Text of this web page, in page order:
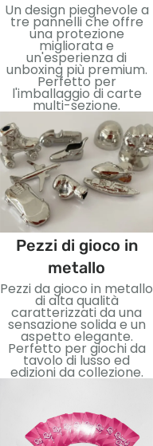
Un design pieghevole a
tre pannelli che offre
una protezione
migliorata e
un'esperienza di
unboxing più premium.
Perfetto per
l'imballaggio di carte
multi-sezione.
Pezzi di gioco in
metallo
Pezzi da gioco in metallo
di alta qualità
caratterizzati da una
sensazione solida e un
aspetto elegante.
Perfetto per giochi da
tavolo di lusso ed
edizioni da collezione.